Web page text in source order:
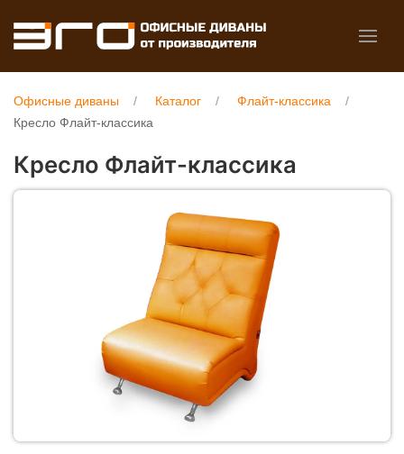
Офисные диваны Каталог
Флайт-классика
Кресло Флайт-классика
Кресло Флайт-классика